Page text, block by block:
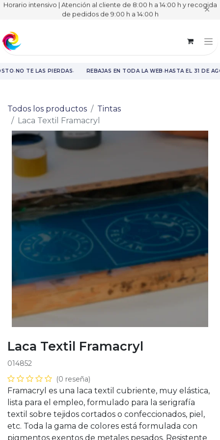
Horario intensivo | Atención al cliente de 8:00 h a 14:00 h y recogida
de pedidos de 9:00 h a 14:00 h
✕
·NO TE LAS PIERDAS· REBAJAS EN TODA LA WEB·HASTA EL 31 DE
Todos los productos
Tintas
Laca Textil Framacryl
Laca Textil Framacryl
014852
(0 reseña)
Framacryl es una laca textil cubriente, muy elástica,
lista para el empleo, formulado para la serigrafía
textil sobre tejidos cortados o confeccionados, piel,
etc. Toda la gama de colores está formulada con
pigmentos exentos de metales pesados. Resistente